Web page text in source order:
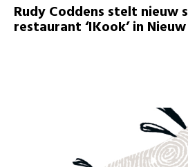
Rudy Coddens stelt nieuw
restaurant ‘IKook’ in